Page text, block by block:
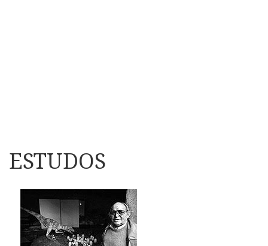
ESTUDOS